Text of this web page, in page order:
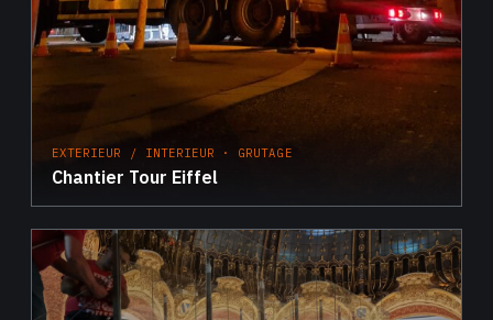
EXTERIEUR / INTERIEUR · GRUTAGE
Chantier Tour Eiffel